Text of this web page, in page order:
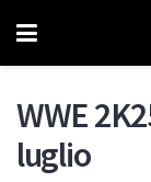
WWE
luglio